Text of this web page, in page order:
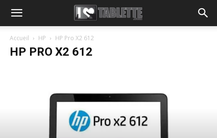
Accueil HP HP Pro X2 612
HP PRO X2 612